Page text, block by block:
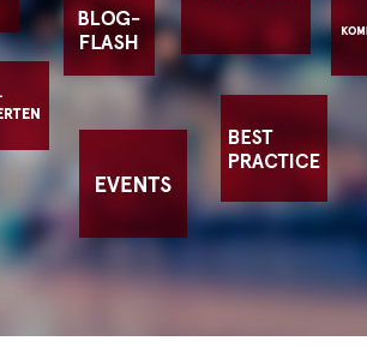
Unter der Rubrik
"Zahl des Monats" stellen
wir interessante Studien
und deren Ergebnisse vor.
Zur aktuellen Zahl des Monats